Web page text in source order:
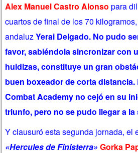
Alex Manuel Castro Alonso para
cuartos de final de los 70
andaluzYerai Delgado. No pudo
favor, sabiéndola sincronizar con
huidizas, constituye un gran
buen boxeador de corta
Combat Academy no cejó en su
triunfo, pero no se pudo llegar a
Y clausuró esta segunda jornada, el
«Hercules de Finisterra»Gorka